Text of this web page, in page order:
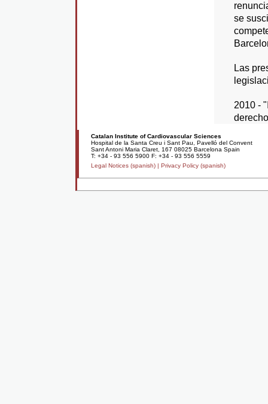
se
Las
2010 -
Catalan Institute of Cardiovascular Sciences
Hospital de la Santa Creu i Sant Pau, Pavelló del Convent
Sant Antoni Maria Claret, 167 08025 Barcelona Spain
T: +34 - 93 556 5900 F: +34 - 93 556 5559
Legal Notices (spanish) | Privacy Policy (spanish)